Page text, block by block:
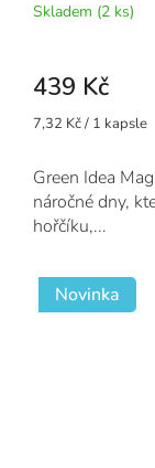
Skladem (2 ks)
439 Kč
Měrná
7,32 Kč / 1 kapsle
Green Idea
náročné dny,
hořčíku,...
Novinka